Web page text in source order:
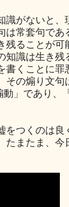
識がないと、
は常套句であ
残ることが可
知識は生き残
書くことに罪
その煽り文句
」であり、
をつくのは良
たまたま、今